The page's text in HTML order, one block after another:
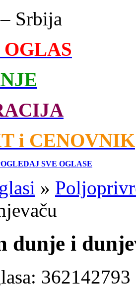
Srbija
i CENOVNIK
SVE OGLASE
»
dunje i
362142793